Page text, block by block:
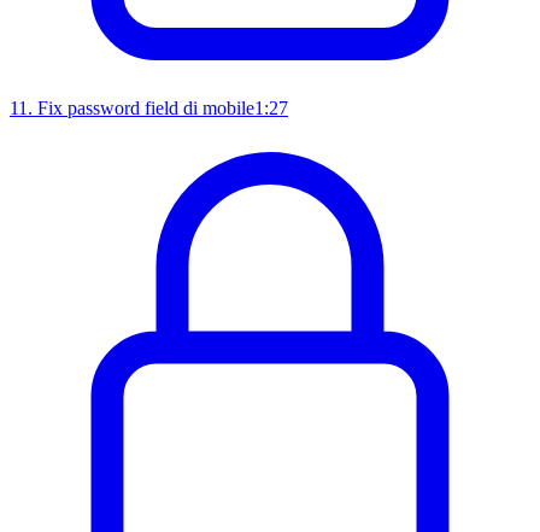
11 . Fix password field di mobile1:27